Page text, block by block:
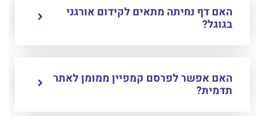
האם דף נחיתה מתאים לקידום אורגני
בגוגל?
האם אפשר לפרסם קמפיין ממומן לאתר
תדמית?